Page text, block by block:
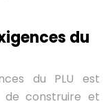
du
du PLU est
de construire et